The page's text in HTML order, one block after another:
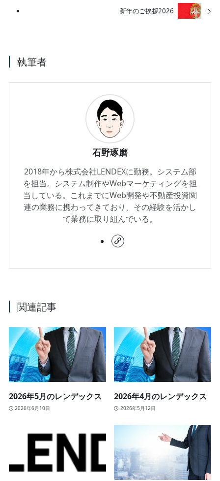
新年のご挨拶2026
執筆者
石野琢磨
2018年から株式会社LENDEXに勤務。システム部
を担当。システム制作やWebマーケティングを担
当している。これまでにWeb開発や不動産投資関
連の業務に携わってきており、その経験を活かし
て業務に取り組んでいる。
関連記事
2026年5月のレンデックス
2026年6月10日
2026年4月のレンデックス
2026年5月12日